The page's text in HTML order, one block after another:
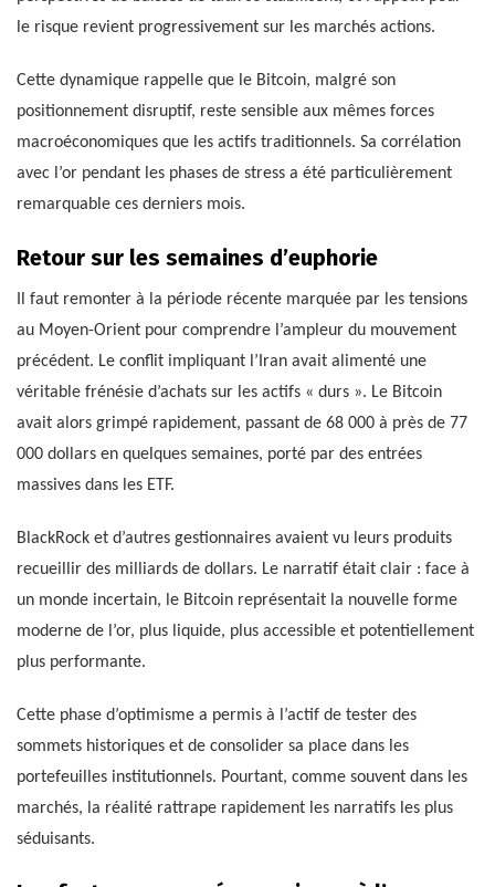
le risque revient progressivement sur les marchés actions.
Cette dynamique rappelle que le Bitcoin, malgré son
positionnement disruptif, reste sensible aux mêmes forces
macroéconomiques que les actifs traditionnels. Sa corrélation
avec l’or pendant les phases de stress a été particulièrement
remarquable ces derniers mois.
Retour sur les semaines d’euphorie
Il faut remonter à la période récente marquée par les tensions
au Moyen-Orient pour comprendre l’ampleur du mouvement
précédent. Le conflit impliquant l’Iran avait alimenté une
véritable frénésie d’achats sur les actifs « durs ». Le Bitcoin
avait alors grimpé rapidement, passant de 68 000 à près de 77
000 dollars en quelques semaines, porté par des entrées
massives dans les ETF.
BlackRock et d’autres gestionnaires avaient vu leurs produits
recueillir des milliards de dollars. Le narratif était clair : face à
un monde incertain, le Bitcoin représentait la nouvelle forme
moderne de l’or, plus liquide, plus accessible et potentiellement
plus performante.
Cette phase d’optimisme a permis à l’actif de tester des
sommets historiques et de consolider sa place dans les
portefeuilles institutionnels. Pourtant, comme souvent dans les
marchés, la réalité rattrape rapidement les narratifs les plus
séduisants.